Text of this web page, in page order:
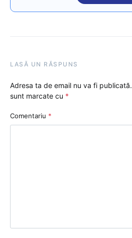
LASĂ UN RĂSPUNS
Adresa ta de email nu va fi publicată.
sunt marcate cu *
Comentariu *